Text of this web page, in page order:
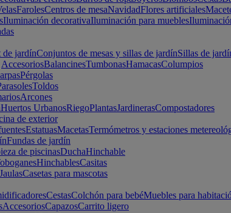
FarolesCentros de mesaNavidadFlores artificiales
Iluminación decorativaIluminación para muebles
de jardínConjuntos de mesas y sillas de jardínSillas de
AccesoriosBalancinesTumbonasHamacasColumpios
Pérgolas
Toldos
Arcones
Huertos UrbanosRiegoPlantasJardinerasCompostadores
de exterior
EstatuasMacetasTermómetros y estaciones
Fundas de jardín
de piscinasDuchaHinchable
HinchablesCasitas
JaulasCasetas para mascotas
CestasColchón para bebéMuebles para
AccesoriosCapazosCarrito ligero